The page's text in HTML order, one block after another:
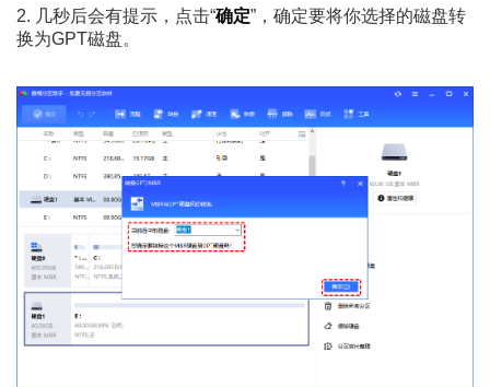
2. 几秒后会有提示，点击“确定”，确定要将你选择的磁盘转
换为GPT磁盘。